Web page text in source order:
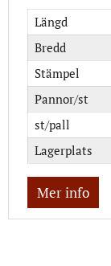
Längd
Bredd
Stämpel
Pannor/st
st/pall
Lagerplats
Mer info